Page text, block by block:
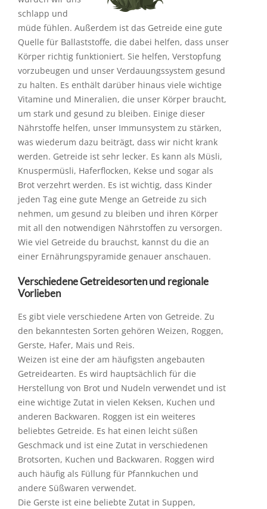
schlapp und
müde fühlen. Außerdem ist das Getreide eine gute
Quelle für Ballaststoffe, die dabei helfen, dass unser
Körper richtig funktioniert. Sie helfen, Verstopfung
vorzubeugen und unser Verdauungssystem gesund
zu halten. Es enthält darüber hinaus viele wichtige
Vitamine und Mineralien, die unser Körper braucht,
um stark und gesund zu bleiben. Einige dieser
Nährstoffe helfen, unser Immunsystem zu stärken,
was wiederum dazu beiträgt, dass wir nicht krank
werden. Getreide ist sehr lecker. Es kann als Müsli,
Knuspermüsli, Haferflocken, Kekse und sogar als
Brot verzehrt werden. Es ist wichtig, dass Kinder
jeden Tag eine gute Menge an Getreide zu sich
nehmen, um gesund zu bleiben und ihren Körper
mit all den notwendigen Nährstoffen zu versorgen.
Wie viel Getreide du brauchst, kannst du die an
einer Ernährungspyramide genauer anschauen.
Verschiedene Getreidesorten und regionale
Vorlieben
Es gibt viele verschiedene Arten von Getreide. Zu
den bekanntesten Sorten gehören Weizen, Roggen,
Gerste, Hafer, Mais und Reis.
Weizen ist eine der am häufigsten angebauten
Getreidearten. Es wird hauptsächlich für die
Herstellung von Brot und Nudeln verwendet und ist
eine wichtige Zutat in vielen Keksen, Kuchen und
anderen Backwaren. Roggen ist ein weiteres
beliebtes Getreide. Es hat einen leicht süßen
Geschmack und ist eine Zutat in verschiedenen
Brotsorten, Kuchen und Backwaren. Roggen wird
auch häufig als Füllung für Pfannkuchen und
andere Süßwaren verwendet.
Die Gerste ist eine beliebte Zutat in Suppen,